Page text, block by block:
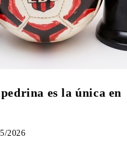
es la única en
2026